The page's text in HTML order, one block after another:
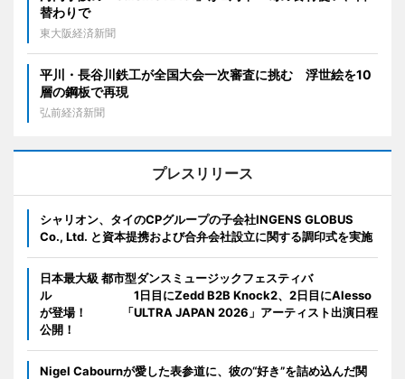
替わりで
東大阪経済新聞
平川・長谷川鉄工が全国大会一次審査に挑む 浮世絵を10
層の鋼板で再現
弘前経済新聞
プレスリリース
シャリオン、タイのCPグループの子会社INGENS GLOBUS
Co., Ltd. と資本提携および合弁会社設立に関する調印式を実施
日本最大級 都市型ダンスミュージックフェスティバ
ル 1日目にZedd B2B Knock2、2日目にAlesso
が登場！ 「ULTRA JAPAN 2026」アーティスト出演日程
公開！
Nigel Cabournが愛した表参道に、彼の“好き”を詰め込んだ関